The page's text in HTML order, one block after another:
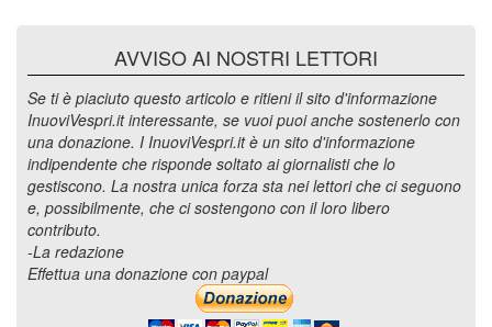
AVVISO AI NOSTRI LETTORI
Se ti è piaciuto questo articolo e ritieni il sito d'informazione
InuoviVespri.it interessante, se vuoi puoi anche sostenerlo con
una donazione. I InuoviVespri.it è un sito d'informazione
indipendente che risponde soltato ai giornalisti che lo
gestiscono. La nostra unica forza sta nei lettori che ci seguono
e, possibilmente, che ci sostengono con il loro libero
contributo.
-La redazione
Effettua una donazione con paypal